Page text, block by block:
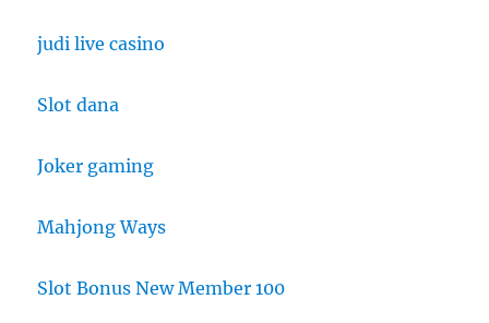
judi live casino
Slot dana
Joker gaming
Mahjong Ways
Slot Bonus New Member 100